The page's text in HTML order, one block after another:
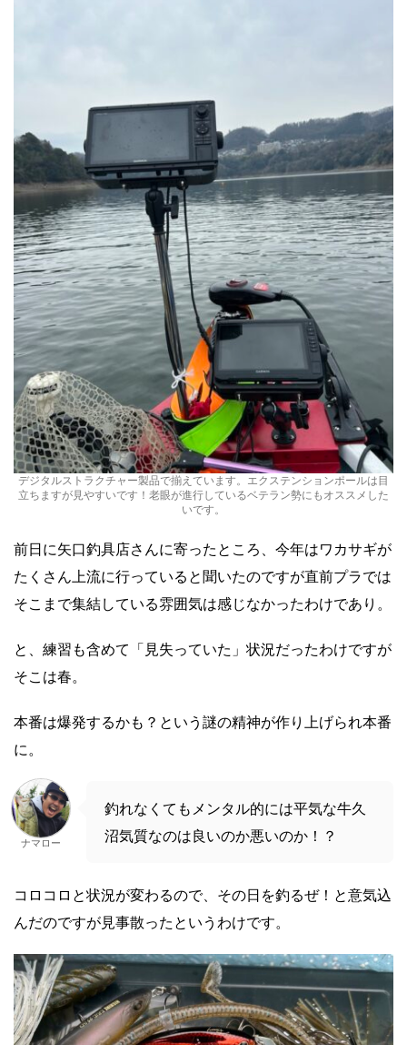
デジタルストラクチャー製品で揃えています。エクステンションポールは目
立ちますが見やすいです！老眼が進行しているベテラン勢にもオススメした
いです。
前日に矢口釣具店さんに寄ったところ、今年はワカサギが
たくさん上流に行っていると聞いたのですが直前プラでは
そこまで集結している雰囲気は感じなかったわけであり。
と、練習も含めて「見失っていた」状況だったわけですが
そこは春。
本番は爆発するかも？という謎の精神が作り上げられ本番
に。
ナマロー
釣れなくてもメンタル的には平気な牛久
沼気質なのは良いのか悪いのか！？
コロコロと状況が変わるので、その日を釣るぜ！と意気込
んだのですが見事散ったというわけです。